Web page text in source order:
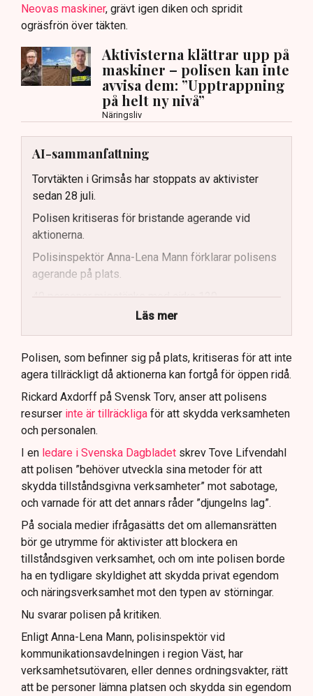
Neovas maskiner, grävt igen diken och spridit
ogräsfrön över täkten.
Aktivisterna klättrar upp på
maskiner – polisen kan inte
avvisa dem: ”Upptrappning
på helt ny nivå”
Näringsliv
AI-sammanfattning
Torvtäkten i Grimsås har stoppats av aktivister
sedan 28 juli.
Polisen kritiseras för bristande agerande vid
aktionerna.
Polisinspektör Anna-Lena Mann förklarar polisens
agerande på plats.
40 personer misstänks med cirka 120
brottsmisstankar kopplade.
Polisen använder drönare och uniformerad polis
för att dokumentera bevis.
Samtidigt är polisarbetet komplext när det gäller
att navigera juridiska rättigheter och gränser.
Läs mer
Polisen, som befinner sig på plats, kritiseras för att inte
agera tillräckligt då aktionerna kan fortgå för öppen ridå.
Rickard Axdorff på Svensk Torv, anser att polisens
resurser inte är tillräckliga för att skydda verksamheten
och personalen.
I en ledare i Svenska Dagbladet skrev Tove Lifvendahl
att polisen ”behöver utveckla sina metoder för att
skydda tillståndsgivna verksamheter” mot sabotage,
och varnade för att det annars råder ”djungelns lag”.
På sociala medier ifrågasätts det om allemansrätten
bör ge utrymme för aktivister att blockera en
tillståndsgiven verksamhet, och om inte polisen borde
ha en tydligare skyldighet att skydda privat egendom
och näringsverksamhet mot den typen av störningar.
Nu svarar polisen på kritiken.
Enligt Anna-Lena Mann, polisinspektör vid
kommunikationsavdelningen i region Väst, har
verksamhetsutövaren, eller dennes ordningsvakter, rätt
att be personer lämna platsen och skydda sin egendom